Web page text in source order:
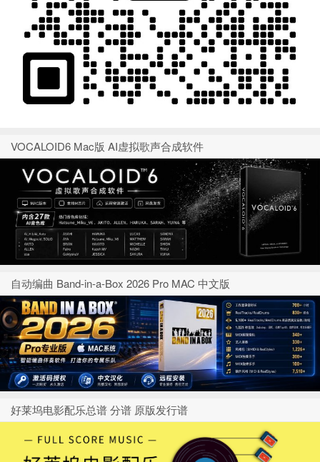
VOCALOID6 Mac版 AI虚拟歌声合成软件
自动编曲 Band-in-a-Box 2026 Pro MAC 中文版
好莱坞电影配乐总谱 分谱 原版发行谱